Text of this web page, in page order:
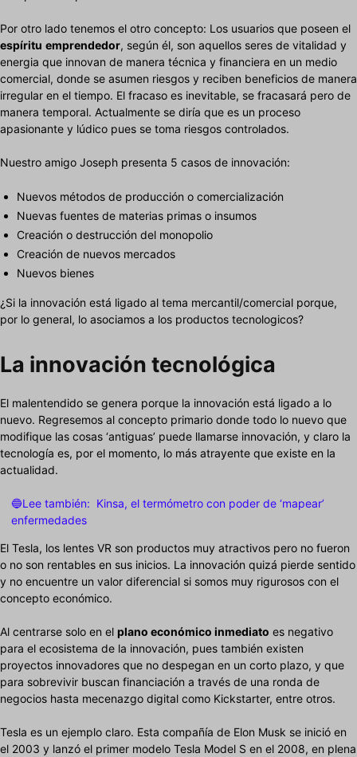
Por otro lado tenemos el otro concepto: Los usuarios que poseen el
espíritu emprendedor, según él, son aquellos seres de vitalidad y
energia que innovan de manera técnica y financiera en un medio
comercial, donde se asumen riesgos y reciben beneficios de manera
irregular en el tiempo. El fracaso es inevitable, se fracasará pero de
manera temporal. Actualmente se diría que es un proceso
apasionante y lúdico pues se toma riesgos controlados.
Nuestro amigo Joseph presenta 5 casos de innovación:
Nuevos métodos de producción o comercialización
Nuevas fuentes de materias primas o insumos
Creación o destrucción del monopolio
Creación de nuevos mercados
Nuevos bienes
¿Si la innovación está ligado al tema mercantil/comercial porque,
por lo general, lo asociamos a los productos tecnologicos?
La innovación tecnológica
El malentendido se genera porque la innovación está ligado a lo
nuevo. Regresemos al concepto primario donde todo lo nuevo que
modifique las cosas ‘antiguas’ puede llamarse innovación, y claro la
tecnología es, por el momento, lo más atrayente que existe en la
actualidad.
🔵Lee también: Kinsa, el termómetro con poder de ‘mapear’
enfermedades
El Tesla, los lentes VR son productos muy atractivos pero no fueron
o no son rentables en sus inicios. La innovación quizá pierde sentido
y no encuentre un valor diferencial si somos muy rigurosos con el
concepto económico.
Al centrarse solo en el plano económico inmediato es negativo
para el ecosistema de la innovación, pues también existen
proyectos innovadores que no despegan en un corto plazo, y que
para sobrevivir buscan financiación a través de una ronda de
negocios hasta mecenazgo digital como Kickstarter, entre otros.
Tesla es un ejemplo claro. Esta compañía de Elon Musk se inició en
el 2003 y lanzó el primer modelo Tesla Model S en el 2008, en plena